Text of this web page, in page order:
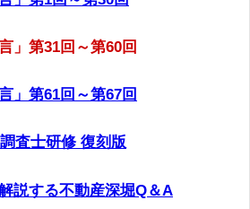
」第31回～第60回
」第61回～第67回
査士研修 復刻版
説する不動産深堀Q＆A